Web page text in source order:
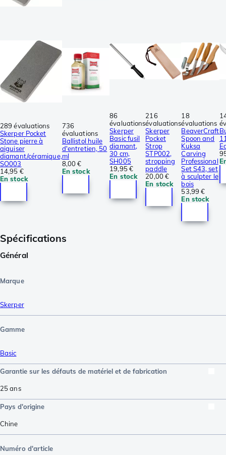
289 évaluations
Skerper Pocket
Stone pierre à
aiguiser
diamant/céramique,
SO003
14,95 €
En stock
736
évaluations
Ballistol huile
d'entretien, 50
ml
8,00 €
En stock
86
évaluations
Skerper
Basic fusil
diamant,
30 cm,
SH005
19,95 €
En stock
216
évaluations
Skerper
Pocket
Strop
STP002,
stropping
paddle
20,00 €
En stock
18
évaluations
BeaverCraft
Spoon and
Kuksa
Carving
Professional
Set S43, set
à sculpter le
bois
53,99 €
En stock
Spécifications
Général
Marque
Skerper
Gamme
Basic
Garantie sur les défauts de matériel et de fabrication
25 ans
Pays d'origine
Chine
Numéro d'article